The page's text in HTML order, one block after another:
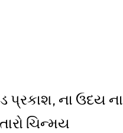
પ્રકાશ, ના ઉદય ના
ચિન્મય